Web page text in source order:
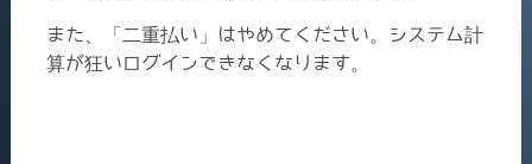
また、「二重払い」はやめてください。システム計
算が狂いログインできなくなります。